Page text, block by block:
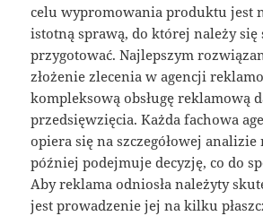
celu wypromowania produktu jest
istotną sprawą, do której należy
przygotować. Najlepszym
złożenie zlecenia w agencji
kompleksową obsługę reklamową
przedsięwzięcia. Każda fachowa
opiera się na szczegółowej
później podejmuje decyzję, co do
Aby reklama odniosła należyty
jest prowadzenie jej na kilku